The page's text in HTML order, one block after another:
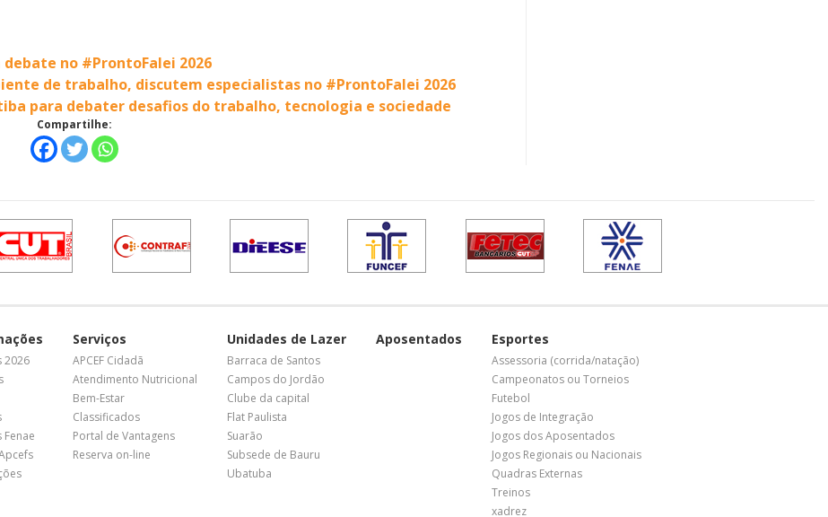
no #ProntoFalei 2026
de trabalho, discutem especialistas no #ProntoFalei 2026
para debater desafios do trabalho, tecnologia e sociedade
Compartilhe:
2026
Fenae
Serviços
APCEF Cidadã
Atendimento Nutricional
Bem-Estar
Classificados
Portal de Vantagens
Reserva on-line
Unidades de Lazer
Barraca de Santos
Campos do Jordão
Clube da capital
Flat Paulista
Suarão
Subsede de Bauru
Ubatuba
Aposentados Esportes
Assessoria (corrida/natação)
Campeonatos ou Torneios
Futebol
Jogos de Integração
Jogos dos Aposentados
Jogos Regionais ou Nacionais
Quadras Externas
Treinos
xadrez